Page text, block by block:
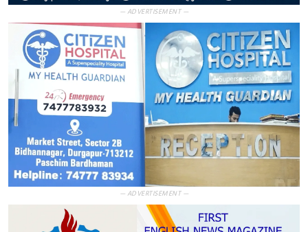
— ADVERTISEMENT —
— ADVERTISEMENT —